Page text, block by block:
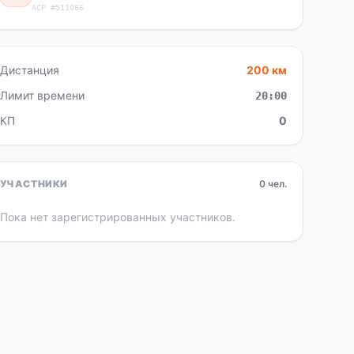
ACP #511066
Дистанция
200 км
Лимит времени
20:00
КП 0
УЧАСТНИКИ 0 чел.
Пока нет зарегистрированных участников.